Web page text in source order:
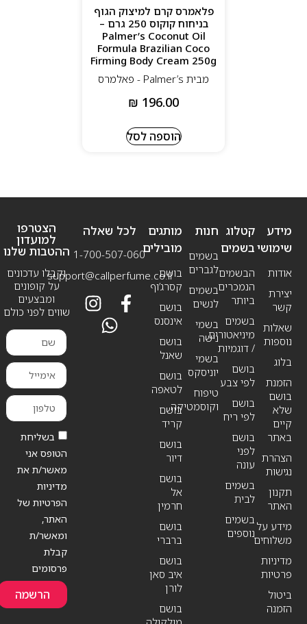
פלאמרס קרם למיצוק הגוף
בניחוח קוקוס 250 גרם –
Palmer’s Coconut Oil
Formula Brazilian Coco
Firming Body Cream 250g
מבית Palmer’s - פאלמרס
₪ 196.00
הוספה לסל
מידע
שימושי
אודות
יצירת
קשר
שאלות
נוספות
בלוג
הזמנת
בושם
שלא
קיים
באתר
הצהרת
נגישות
תקנון
האתר
מידע על
משלוחים
מדיניות
פרטיות
ביטול
הזמנה
חנות
בשמים
לגברים
בשמים
לנשים
בשמי
נישה
בשמי
יוניסקס
טיפוח
וקוסמטיקה
קטלוג
בשמים
הבשמים
הנמכרים
ביותר
בשמים
מיניאטורים
/ דוגמיות
בושם
לפי צבע
בושם
לפי ריח
בושם
לפני
עונה
בשמים
לבית
בשמים
נוספים
מותגים
מובילים
בושם
קסרג’וף
בושם
אינסנס
בושם
שאנל
בושם
לטאפה
בושם
קריד
בושם
דיור
בושם
אל
חרמין
בושם
ברברי
בושם
איב סאן
לורן
בושם
לכל שאלה
1-700-507-060
support@callperfume.co.il
הצטרפו
למועדון
ההטבות שלנו
וקבלו עדכונים
על קופונים
ומבצעים
שווים לפני כולם
בשליחת
הטופס אני
מאשר/ת את
מדיניות
הפרטיות של
האתר,
ומאשר/ת
קבלת
פרסומים
הרשמה